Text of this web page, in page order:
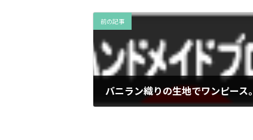
前の記事
バニラン織りの生地でワンピース。